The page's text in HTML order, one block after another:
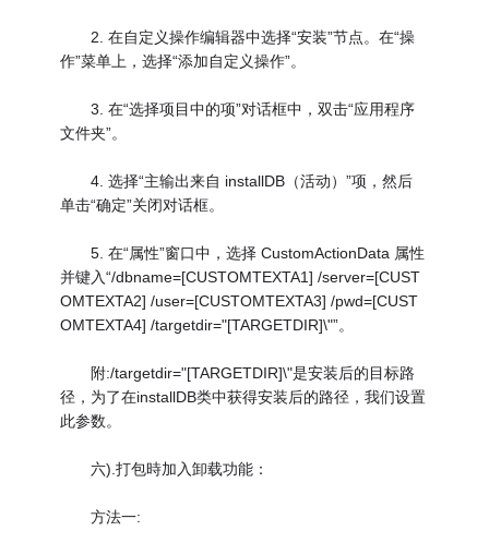
2. 在自定义操作编辑器中选择“安装”节点。在“操
作”菜单上，选择“添加自定义操作”。
3. 在“选择项目中的项”对话框中，双击“应用程序
文件夹”。
4. 选择“主输出来自 installDB（活动）”项，然后
单击“确定”关闭对话框。
5. 在“属性”窗口中，选择 CustomActionData 属性
并键入“/dbname=[CUSTOMTEXTA1] /server=[CUST
OMTEXTA2] /user=[CUSTOMTEXTA3] /pwd=[CUST
OMTEXTA4] /targetdir="[TARGETDIR]\"”。
附:/targetdir="[TARGETDIR]\"是安装后的目标路
径，为了在installDB类中获得安装后的路径，我们设置
此参数。
六).打包時加入卸载功能：
方法一: